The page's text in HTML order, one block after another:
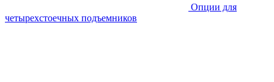
Опции для
четырехстоечных подъемников